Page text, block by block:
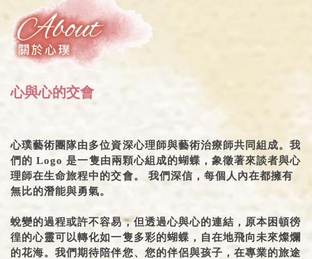
心與心的交會
心璞藝術團隊由多位資深心理師與藝術治療師共同組成。我
們的 Logo 是一隻由兩顆心組成的蝴蝶，象徵著來談者與心
理師在生命旅程中的交會。 我們深信，每個人內在都擁有
無比的潛能與勇氣。
蛻變的過程或許不容易，但透過心與心的連結，原本困頓徬
徨的心靈可以轉化如一隻多彩的蝴蝶，自在地飛向未來燦爛
的花海。我們期待陪伴您、您的伴侶與孩子，在專業的旅途